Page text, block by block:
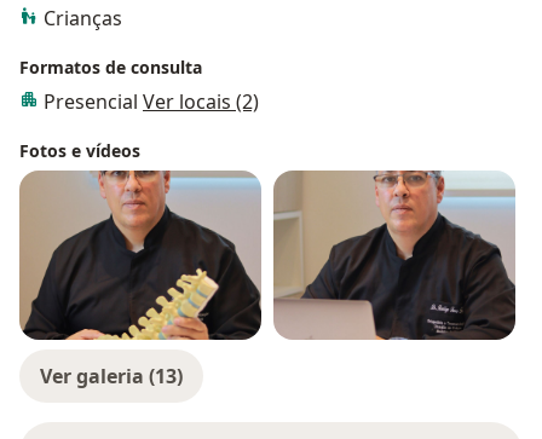
Crianças
Formatos de consulta
Presencial Ver locais (2)
Fotos e vídeos
Ver galeria (13)